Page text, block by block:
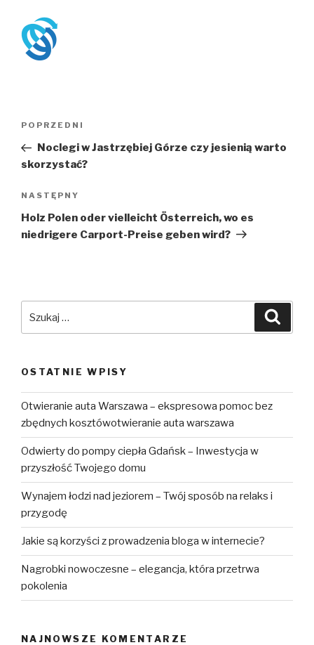
Poprzedni
wpis
POPRZEDNI
Noclegi w Jastrzębiej Górze czy jesienią warto
skorzystać?
Następny
wpis
NASTĘPNY
Holz Polen oder vielleicht Österreich, wo es
niedrigere Carport-Preise geben wird?
OSTATNIE WPISY
Otwieranie auta Warszawa – ekspresowa pomoc bez
zbędnych kosztówotwieranie auta warszawa
Odwierty do pompy ciepła Gdańsk – Inwestycja w
przyszłość Twojego domu
Wynajem łodzi nad jeziorem – Twój sposób na relaks i
przygodę
Jakie są korzyści z prowadzenia bloga w internecie?
Nagrobki nowoczesne – elegancja, która przetrwa
pokolenia
NAJNOWSZE KOMENTARZE